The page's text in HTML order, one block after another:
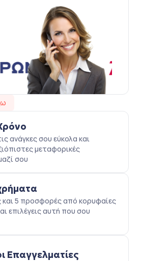
ανάγκες σου εύκολα και
μεταφορικές
σου
και 5 προσφορές από κορυφαίες
επιλέγεις αυτή που σου
Επαγγελματίες